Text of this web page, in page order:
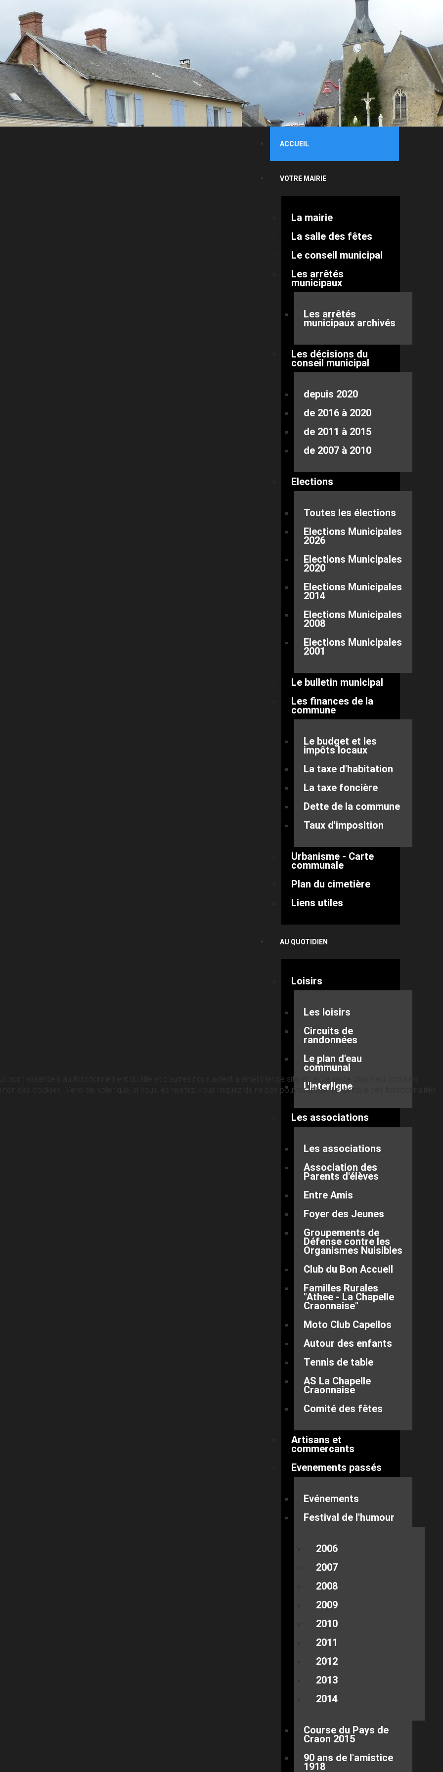
ACCUEIL
VOTRE MAIRIE
La mairie
La salle des fêtes
Le conseil municipal
Les arrêtés
municipaux
Les arrêtés
municipaux archivés
Les décisions du
conseil municipal
depuis 2020
de 2016 à 2020
de 2011 à 2015
de 2007 à 2010
Elections
Toutes les élections
Elections Municipales
2026
Elections Municipales
2020
Elections Municipales
2014
Elections Municipales
2008
Elections Municipales
2001
Le bulletin municipal
Les finances de la
commune
Le budget et les
impôts locaux
La taxe d'habitation
La taxe foncière
Dette de la commune
Taux d'imposition
Urbanisme - Carte
communale
Plan du cimetière
Liens utiles
AU QUOTIDIEN
Loisirs
Les loisirs
Circuits de
randonnées
Le plan d'eau
communal
L'interligne
Les associations
Les associations
Association des
Parents d'élèves
Entre Amis
Foyer des Jeunes
Groupements de
Défense contre les
Organismes Nuisibles
Club du Bon Accueil
Familles Rurales
"Athee - La Chapelle
Craonnaise"
Moto Club Capellos
Autour des enfants
Tennis de table
AS La Chapelle
Craonnaise
Comité des fêtes
Artisans et
commercants
Evenements passés
Evénements
Festival de l'humour
2006
2007
2008
2009
2010
2011
2012
2013
2014
Course du Pays de
Craon 2015
90 ans de l'amistice
1918
sont essentiels au fonctionnement du site et d’autres nous aident à améliorer ce site et l’expérience utilisateur (cookies
ces cookies. Merci de noter que, si vous les rejetez, vous risquez de ne pas pouvoir utiliser l’ensemble des fonctionnalités